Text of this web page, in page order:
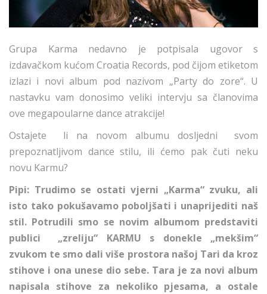
Grupa Karma nedavno je potpisala ugovor s
izdavačkom kućom Croatia Records, pod čijom etiketom
izlazi i novi album pod nazivom „Party do zore“. U
nastavku vam donosimo veliki intervju sa članovima
ove megapoularne dance atrakcije!
Ostajete li na novom albumu dosljedni svom
prepoznatljivom dance stilu, ili ćemo pak čuti neku
novu Karmu?
Pipi: Trudimo se ostati vjerni „Karma“ zvuku, ali
isto tako pokušavamo poboljšati i unaprijediti naš
stil. Potrudili smo se novim albumom predstaviti
publici „zreliju“ KARMU s donekle „mekšim“
zvukom te smo dali više prostora našoj Tari da kroz
stihove i ona unese dio sebe. Tara je za novi album
napisala stihove za nekoliko pjesama, a ostale